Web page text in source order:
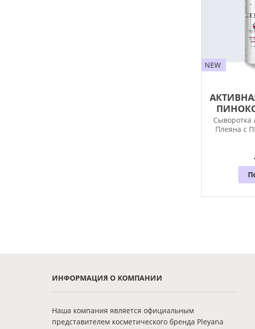
NEW
Сыворотка
Плеяна с
ИНФОРМАЦИЯ О КОМПАНИИ
Наша компания является официальным
представителем косметического бренда Pleyana